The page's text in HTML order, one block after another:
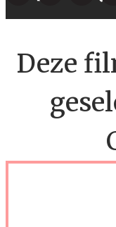
Deze